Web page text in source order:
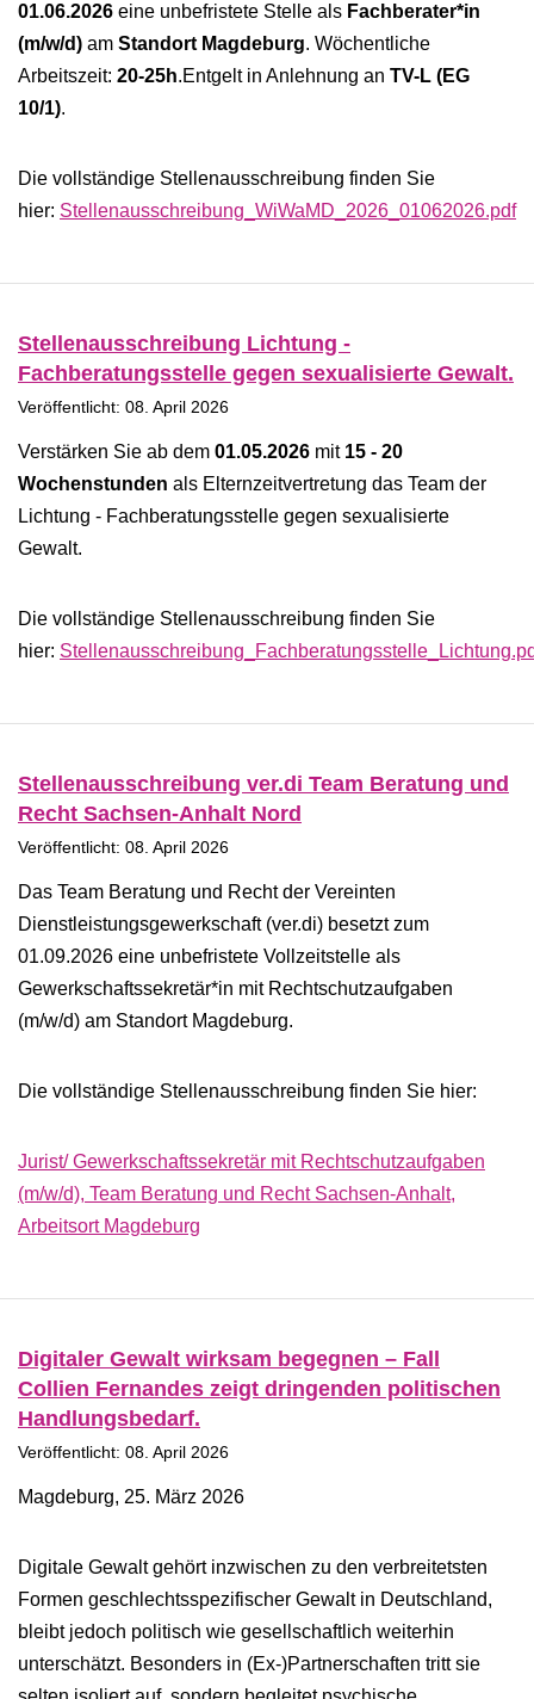
01.06.2026 eine unbefristete Stelle als Fachberater*in
(m/w/d) am Standort Magdeburg. Wöchentliche
Arbeitszeit: 20-25h.Entgelt in Anlehnung an TV-L (EG
10/1).
Die vollständige Stellenausschreibung finden Sie
hier: Stellenausschreibung_WiWaMD_2026_01062026.pdf
Stellenausschreibung Lichtung -
Fachberatungsstelle gegen sexualisierte Gewalt.
Veröffentlicht: 08. April 2026
Verstärken Sie ab dem 01.05.2026 mit 15 - 20
Wochenstunden als Elternzeitvertretung das Team der
Lichtung - Fachberatungsstelle gegen sexualisierte
Gewalt.
Die vollständige Stellenausschreibung finden Sie
hier:
Stellenausschreibung ver.di Team Beratung und
Recht Sachsen-Anhalt Nord
Veröffentlicht: 08. April 2026
Das Team Beratung und Recht der Vereinten
Dienstleistungsgewerkschaft (ver.di) besetzt zum
01.09.2026 eine unbefristete Vollzeitstelle als
Gewerkschaftssekretär*in mit Rechtschutzaufgaben
(m/w/d) am Standort Magdeburg.
Die vollständige Stellenausschreibung finden Sie hier:
Jurist/ Gewerkschaftssekretär mit Rechtschutzaufgaben
(m/w/d), Team Beratung und Recht Sachsen-Anhalt,
Arbeitsort Magdeburg
Digitaler Gewalt wirksam begegnen – Fall
Collien Fernandes zeigt dringenden politischen
Handlungsbedarf.
Veröffentlicht: 08. April 2026
Magdeburg, 25. März 2026
Digitale Gewalt gehört inzwischen zu den verbreitetsten
Formen geschlechtsspezifischer Gewalt in Deutschland,
bleibt jedoch politisch wie gesellschaftlich weiterhin
unterschätzt. Besonders in (Ex-)Partnerschaften tritt sie